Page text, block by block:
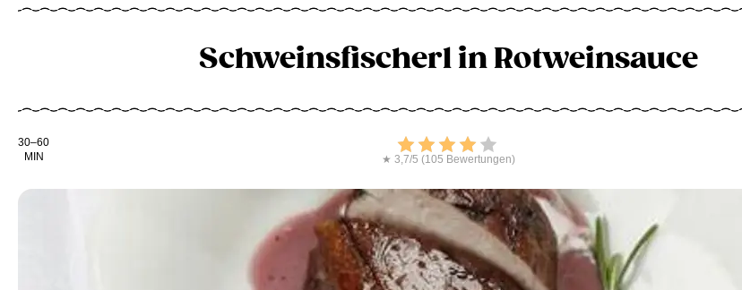
Schweinsfischerl in Rotweinsauce
Kochdauer
30–60
MIN
Bewerten
★ 3,7/5 (105 Bewertungen)